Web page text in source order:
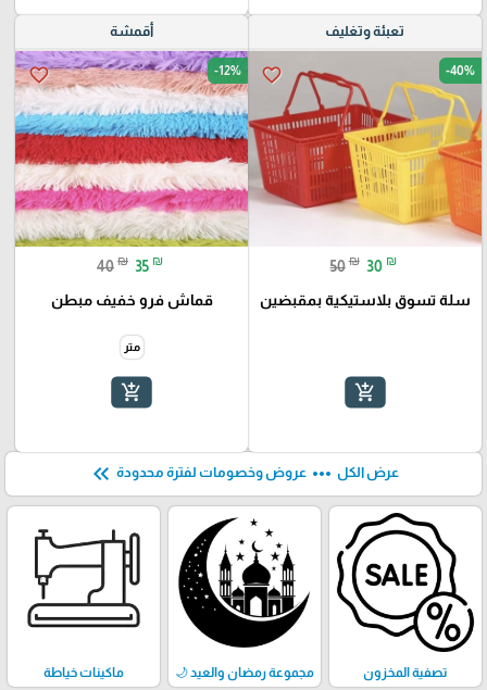
تعبئة وتغليف
favorite_border -40%
50 ₪ 30 ₪
سلة تسوق بلاستيكية بمقبضين
add_shopping_cart
أقمشة
favorite_border -12%
40 ₪ 35 ₪
قماش فرو خفيف مبطن
متر
add_shopping_cart
عرض الكل more_horiz عروض وخصومات لفترة محدودة keyboard_double_arrow_left
تصفية المخزون مجموعة رمضان والعيد 🌙 ماكينات خياطة